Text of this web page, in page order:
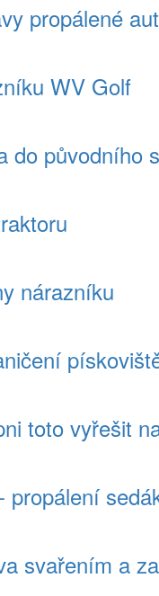
propálené
WV Golf
do původního
nárazníku
toto vyřešit
propálení
svařením a